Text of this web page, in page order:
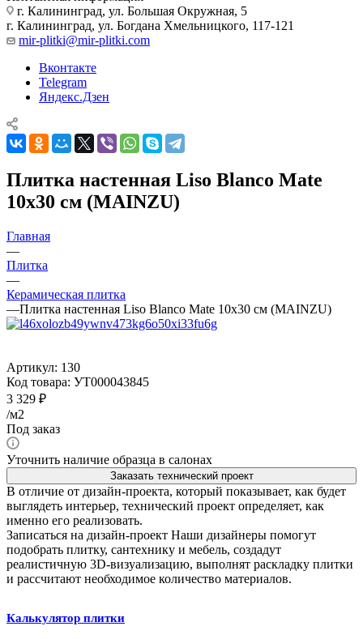
г. Калининград, ул. Большая Окружная, 5
г. Калининград, ул. Богдана Хмельницкого, 117-121
mir-plitki@mir-plitki.com
Вконтакте
Telegram
Яндекс.Дзен
Плитка настенная Liso Blanco Mate
10x30 см (MAINZU)
Главная
—
Плитка
—
Керамическая плитка
—Плитка настенная Liso Blanco Mate 10x30 см (MAINZU)
Артикул: 130
Код товара: УТ000043845
3 329 ₽
/м2
Под заказ
Уточнить наличие образца в салонах
Заказать технический проект
В отличие от дизайн-проекта, который показывает, как будет
выглядеть интерьер, технический проект определяет, как
именно его реализовать.
Записаться на дизайн-проект Наши дизайнеры помогут
подобрать плитку, сантехнику и мебель, создадут
реалистичную 3D-визуализацию, выполнят раскладку плитки
и рассчитают необходимое количество материалов.
Калькулятор плитки